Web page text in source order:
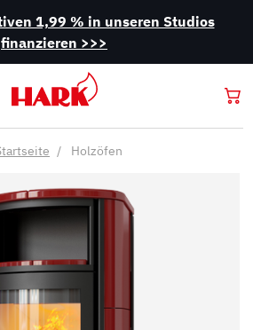
1,99 % in unseren Studios
finanzieren >>>
Holzöfen